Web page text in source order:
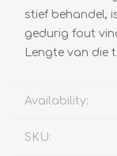
stief behandel,
gedurig fout
Lengte van die
Availability:
SKU: